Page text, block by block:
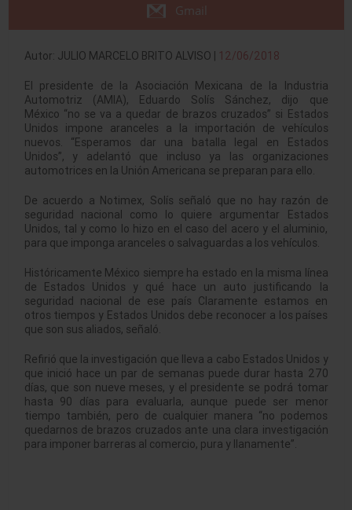
Gmail
Autor: JULIO MARCELO BRITO ALVISO | 12/06/2018
El presidente de la Asociación Mexicana de la Industria
Automotriz (AMIA), Eduardo Solís Sánchez, dijo que
México “no se va a quedar de brazos cruzados” si Estados
Unidos impone aranceles a la importación de vehículos
nuevos. “Esperamos dar una batalla legal en Estados
Unidos”, y adelantó que incluso ya las organizaciones
automotrices en la Unión Americana se preparan para ello.
De acuerdo a Notimex, Solís señaló que no hay razón de
seguridad nacional como lo quiere argumentar Estados
Unidos, tal y como lo hizo en el caso del acero y el aluminio,
para que imponga aranceles o salvaguardas a los vehículos.
Históricamente México siempre ha estado en la misma línea
de Estados Unidos y qué hace un auto justificando la
seguridad nacional de ese país Claramente estamos en
otros tiempos y Estados Unidos debe reconocer a los países
que son sus aliados, señaló.
Refirió que la investigación que lleva a cabo Estados Unidos y
que inició hace un par de semanas puede durar hasta 270
días, que son nueve meses, y el presidente se podrá tomar
hasta 90 días para evaluarla, aunque puede ser menor
tiempo también, pero de cualquier manera “no podemos
quedarnos de brazos cruzados ante una clara investigación
para imponer barreras al comercio, pura y llanamente”.